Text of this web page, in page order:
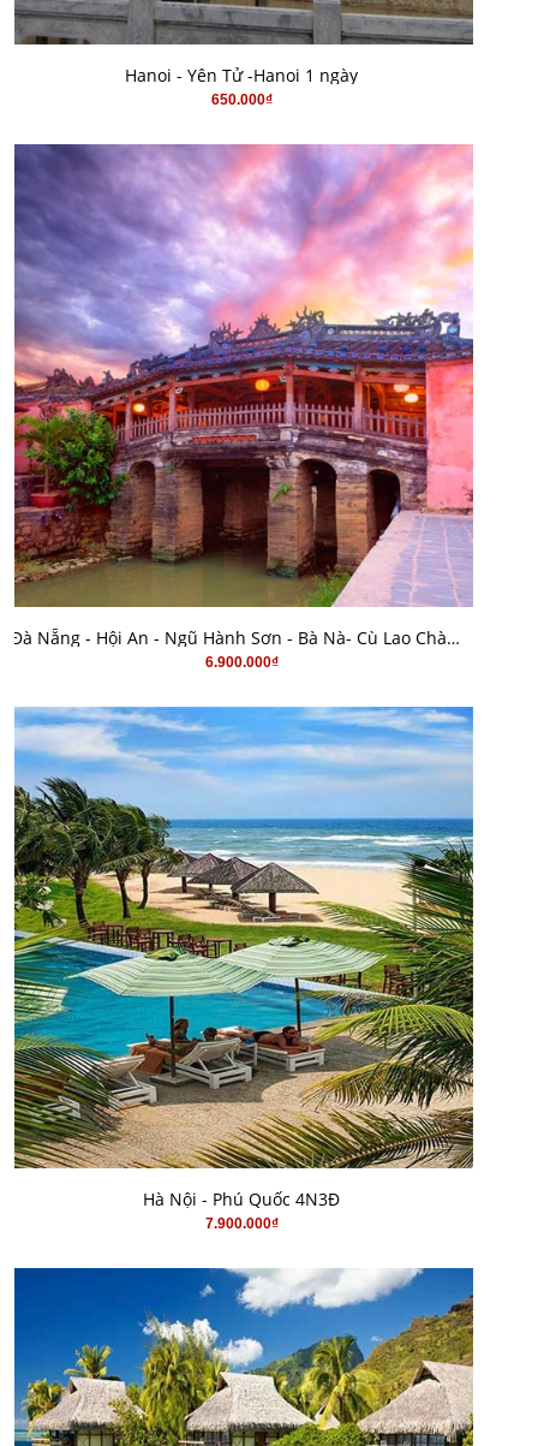
MUA HÀNG
Hanoi - Yên Tử -Hanoi 1 ngày
650.000₫
MUA HÀNG Đà Nẵng - Hội An - Ngũ Hành Sơn - Bà Nà- Cù Lao Chàm 4N3Đ
6.900.000₫
MUA HÀNG
Hà Nội - Phú Quốc 4N3Đ
7.900.000₫